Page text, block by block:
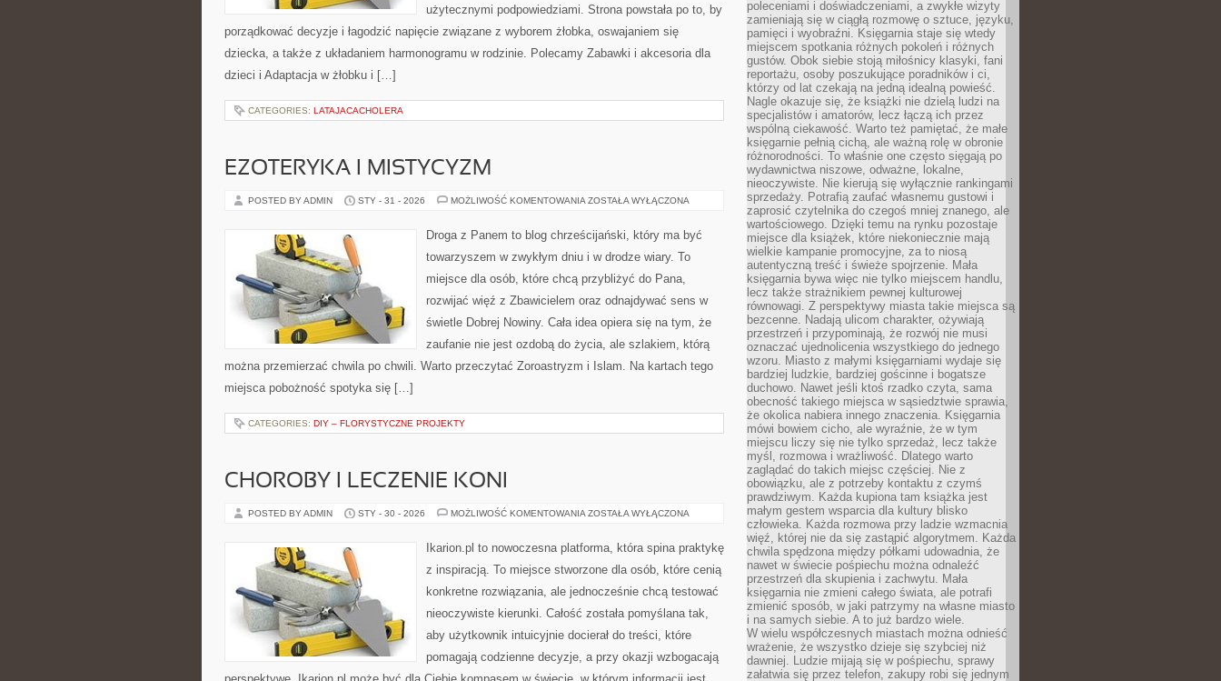
użytecznymi podpowiedziami. Strona powstała po to, by
porządkować decyzje i łagodzić napięcie związane z wyborem żłobka, oswajaniem się
dziecka, a także z układaniem harmonogramu w rodzinie. Polecamy Zabawki i akcesoria dla
dzieci i Adaptacja w żłobku i […]
CATEGORIES: LATAJACACHOLERA
EZOTERYKA I MISTYCYZM
POSTED BY ADMIN STY - 31 - 2026 MOŻLIWOŚĆ KOMENTOWANIA EZOTERYKA
ZOSTAŁA WYŁĄCZONA
Droga z Panem to blog chrześcijański, który ma być
towarzyszem w zwykłym dniu i w drodze wiary. To
miejsce dla osób, które chcą przybliżyć do Pana,
rozwijać więź z Zbawicielem oraz odnajdywać sens w
świetle Dobrej Nowiny. Cała idea opiera się na tym, że
zaufanie nie jest ozdobą do życia, ale szlakiem, którą
można przemierzać chwila po chwili. Warto przeczytać Zoroastryzm i Islam. Na kartach tego
miejsca pobożność spotyka się […]
CATEGORIES: DIY – FLORYSTYCZNE PROJEKTY
CHOROBY I LECZENIE KONI
POSTED BY ADMIN STY - 30 - 2026 MOŻLIWOŚĆ KOMENTOWANIA CHOROBY
ZOSTAŁA WYŁĄCZONA
Ikarion.pl to nowoczesna platforma, która spina praktykę
z inspiracją. To miejsce stworzone dla osób, które cenią
konkretne rozwiązania, ale jednocześnie chcą testować
nieoczywiste kierunki. Całość została pomyślana tak,
aby użytkownik intuicyjnie docierał do treści, które
pomagają codzienne decyzje, a przy okazji wzbogacają
poleceniami i doświadczeniami, a zwykłe wizyty
zamieniają się w ciągłą rozmowę o sztuce, języku,
pamięci i wyobraźni. Księgarnia staje się wtedy
miejscem spotkania różnych pokoleń i różnych
gustów. Obok siebie stoją miłośnicy klasyki, fani
reportażu, osoby poszukujące poradników i ci,
którzy od lat czekają na jedną idealną powieść.
Nagle okazuje się, że książki nie dzielą ludzi na
specjalistów i amatorów, lecz łączą ich przez
wspólną ciekawość. Warto też pamiętać, że małe
księgarnie pełnią cichą, ale ważną rolę w obronie
różnorodności. To właśnie one często sięgają po
wydawnictwa niszowe, odważne, lokalne,
nieoczywiste. Nie kierują się wyłącznie rankingami
sprzedaży. Potrafią zaufać własnemu gustowi i
zaprosić czytelnika do czegoś mniej znanego, ale
wartościowego. Dzięki temu na rynku pozostaje
miejsce dla książek, które niekoniecznie mają
wielkie kampanie promocyjne, za to niosą
autentyczną treść i świeże spojrzenie. Mała
księgarnia bywa więc nie tylko miejscem handlu,
lecz także strażnikiem pewnej kulturowej
równowagi. Z perspektywy miasta takie miejsca są
bezcenne. Nadają ulicom charakter, ożywiają
przestrzeń i przypominają, że rozwój nie musi
oznaczać ujednolicenia wszystkiego do jednego
wzoru. Miasto z małymi księgarniami wydaje się
bardziej ludzkie, bardziej gościnne i bogatsze
duchowo. Nawet jeśli ktoś rzadko czyta, sama
obecność takiego miejsca w sąsiedztwie sprawia,
że okolica nabiera innego znaczenia. Księgarnia
mówi bowiem cicho, ale wyraźnie, że w tym
miejscu liczy się nie tylko sprzedaż, lecz także
myśl, rozmowa i wrażliwość. Dlatego warto
zaglądać do takich miejsc częściej. Nie z
obowiązku, ale z potrzeby kontaktu z czymś
prawdziwym. Każda kupiona tam książka jest
małym gestem wsparcia dla kultury blisko
człowieka. Każda rozmowa przy ladzie wzmacnia
więź, której nie da się zastąpić algorytmem. Każda
chwila spędzona między półkami udowadnia, że
nawet w świecie pośpiechu można odnaleźć
przestrzeń dla skupienia i zachwytu. Mała
księgarnia nie zmieni całego świata, ale potrafi
zmienić sposób, w jaki patrzymy na własne miasto
i na samych siebie. A to już bardzo wiele.
W wielu współczesnych miastach można odnieść
wrażenie, że wszystko dzieje się szybciej niż
dawniej. Ludzie mijają się w pośpiechu, sprawy
załatwia się przez telefon, zakupy robi się jednym